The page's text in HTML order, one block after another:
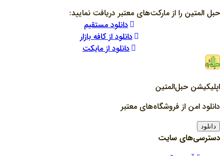
حبل المتین را از مارکت‌های معتبر دریافت نمایید:
دانلود مستقیم
دانلود از کافه بازار
دانلود از مایکت
اپلیکیشن حبل‌المتین
دانلود امن از فروشگاه‌های معتبر
دانلود
دسترسی‌های سایت